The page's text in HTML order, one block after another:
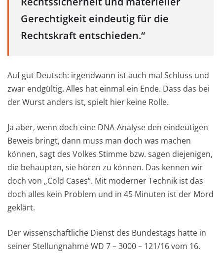
Gerechtigkeit eindeutig für die
Rechtskraft entschieden.“
Auf gut Deutsch: irgendwann ist auch mal Schluss und
zwar endgültig. Alles hat einmal ein Ende. Dass das bei
der Wurst anders ist, spielt hier keine Rolle.
Ja aber, wenn doch eine DNA-Analyse den eindeutigen
Beweis bringt, dann muss man doch was machen
können, sagt des Volkes Stimme bzw. sagen diejenigen,
die behaupten, sie hören zu können. Das kennen wir
doch von „Cold Cases“. Mit moderner Technik ist das
doch alles kein Problem und in 45 Minuten ist der Mord
geklärt.
Der wissenschaftliche Dienst des Bundestags hatte in
seiner Stellungnahme WD 7 – 3000 – 121/16 vom 16.